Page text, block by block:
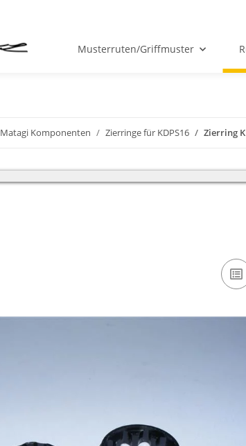
Musterruten/Griffmuster
Matagi Komponenten Zierringe für KDPS16 Zierring